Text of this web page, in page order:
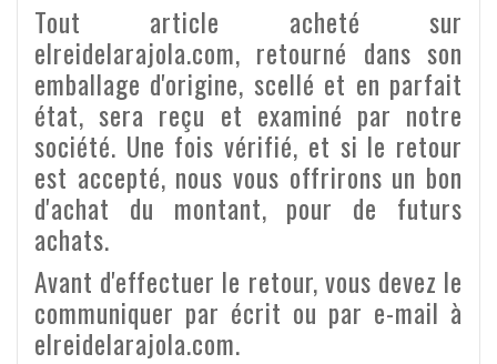
Tout article acheté sur
elreidelarajola.com, retourné dans son
emballage d'origine, scellé et en parfait
état, sera reçu et examiné par notre
société. Une fois vérifié, et si le retour
est accepté, nous vous offrirons un bon
d'achat du montant, pour de futurs
achats.
Avant d'effectuer le retour, vous devez le
communiquer par écrit ou par e-mail à
elreidelarajola.com.